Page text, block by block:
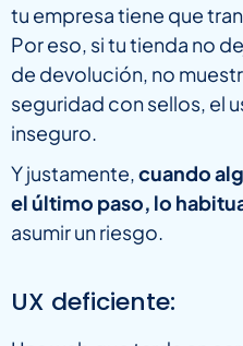
tu empresa tiene que
Por eso, si tu tienda no
de devolución, no
seguridad con sellos, el
inseguro.
Y justamente,cuando
el último paso, lo
asumir un riesgo.
UX deficiente: